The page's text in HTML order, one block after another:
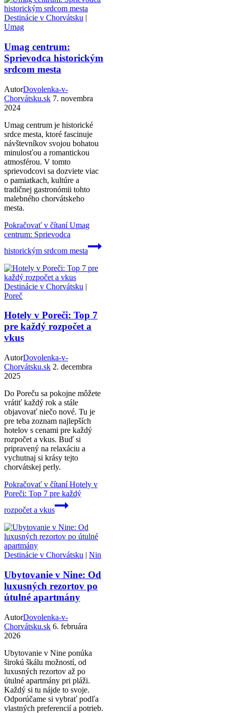
Destinácie v Chorvátsku |
Umag
Umag centrum:
Sprievodca historickým
srdcom mesta
AutorDovolenka-v-
Chorvátsku.sk 7. novembra
2024
Umag centrum je historické
srdce mesta, ktoré fascinuje
návštevníkov svojou bohatou
minulosťou a romantickou
atmosférou. V tomto
sprievodcovi sa dozviete viac
o pamiatkach, kultúre a
tradičnej gastronómii tohto
malebného chorvátskeho
mesta.
Pokračovať v čítaníUmag
centrum: Sprievodca
historickým srdcom mesta
Destinácie v Chorvátsku |
Poreč
Hotely v Poreči: Top 7
pre každý rozpočet a
vkus
AutorDovolenka-v-
Chorvátsku.sk 2. decembra
2025
Do Poreču sa pokojne môžete
vrátiť každý rok a stále
objavovať niečo nové. Tu je
pre teba zoznam najlepších
hotelov s cenami pre každý
rozpočet a vkus. Buď si
pripravený na relaxáciu a
vychutnaj si krásy tejto
chorvátskej perly.
Pokračovať v čítaníHotely v
Poreči: Top 7 pre každý
rozpočet a vkus
Destinácie v Chorvátsku | Nin
Ubytovanie v Nine: Od
luxusných rezortov po
útulné apartmány
AutorDovolenka-v-
Chorvátsku.sk 6. februára
2026
Ubytovanie v Nine ponúka
širokú škálu možností, od
luxusných rezortov až po
útulné apartmány pri pláži.
Každý si tu nájde to svoje.
Odporúčame si vybrať podľa
vlastných preferencií a potrieb.